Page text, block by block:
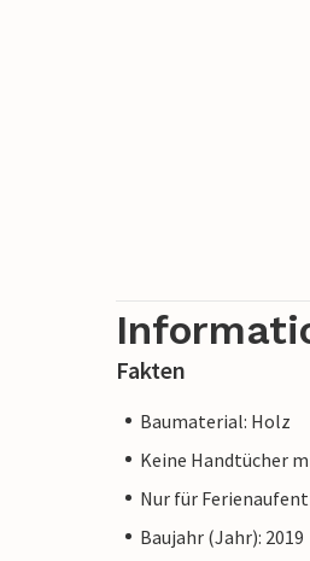
Fakten
Baumaterial: Holz
Keine Handtücher
Nur für
Baujahr (Jahr): 2019